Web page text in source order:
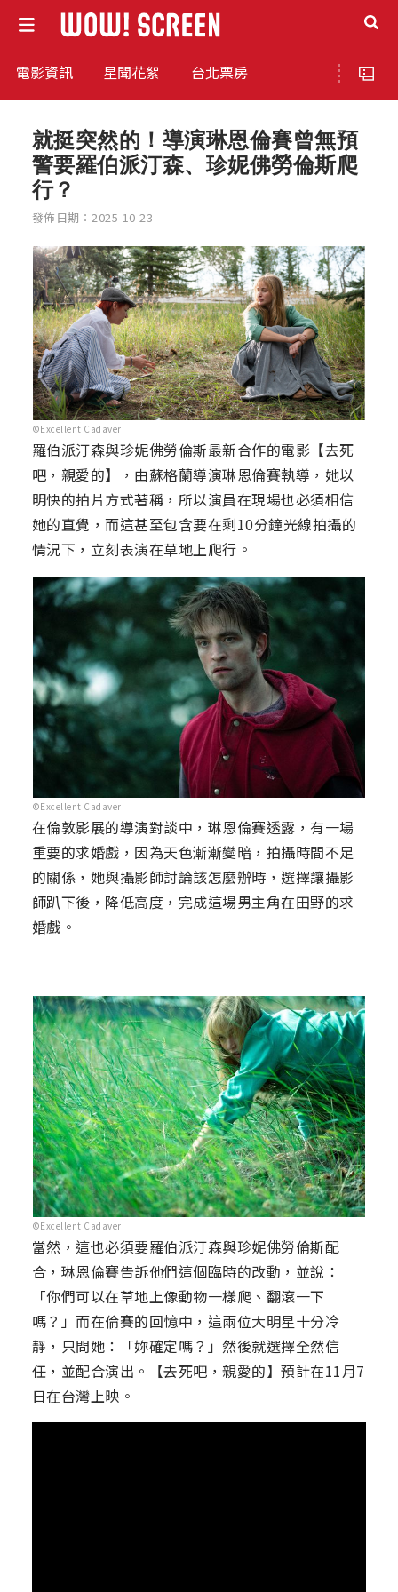
電影資訊 星聞花絮 台北票房
就挺突然的！導演琳恩倫賽曾無預
警要羅伯派汀森、珍妮佛勞倫斯爬
行？
發佈日期：2025-10-23
©Excellent Cadaver
羅伯派汀森與珍妮佛勞倫斯最新合作的電影【去死
吧，親愛的】，由蘇格蘭導演琳恩倫賽執導，她以
明快的拍片方式著稱，所以演員在現場也必須相信
她的直覺，而這甚至包含要在剩10分鐘光線拍攝的
情況下，立刻表演在草地上爬行。
©Excellent Cadaver
在倫敦影展的導演對談中，琳恩倫賽透露，有一場
重要的求婚戲，因為天色漸漸變暗，拍攝時間不足
的關係，她與攝影師討論該怎麼辦時，選擇讓攝影
師趴下後，降低高度，完成這場男主角在田野的求
婚戲。
©Excellent Cadaver
當然，這也必須要羅伯派汀森與珍妮佛勞倫斯配
合，琳恩倫賽告訴他們這個臨時的改動，並說：
「你們可以在草地上像動物一樣爬、翻滾一下
嗎？」而在倫賽的回憶中，這兩位大明星十分冷
靜，只問她：「妳確定嗎？」然後就選擇全然信
任，並配合演出。【去死吧，親愛的】預計在11月7
日在台灣上映。